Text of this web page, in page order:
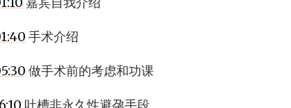
手术介绍
做手术前的考虑和功课